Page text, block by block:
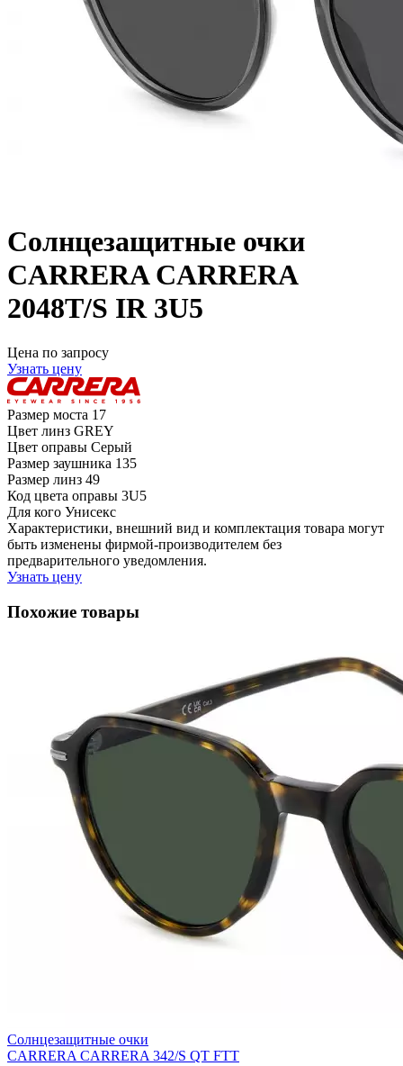
Солнцезащитные очки
CARRERA CARRERA
2048T/S IR 3U5
Цена по запросу
Узнать цену
Размер моста 17
Цвет линз GREY
Цвет оправы Серый
Размер заушника 135
Размер линз 49
Код цвета оправы 3U5
Для кого Унисекс
Характеристики, внешний вид и комплектация товара могут
быть изменены фирмой-производителем без
предварительного уведомления.
Узнать цену
Похожие товары
Солнцезащитные очки
CARRERA CARRERA 342/S QT FTT